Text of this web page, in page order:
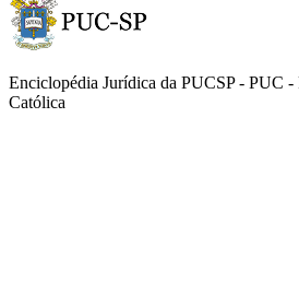
Enciclopédia Jurídica da PUCSP - PUC
Católica